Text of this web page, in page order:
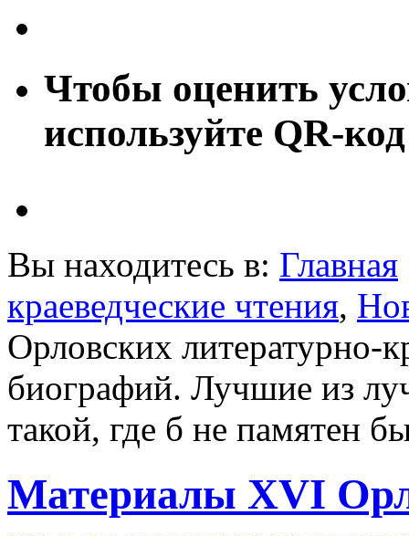
Чтобы оценить
используйте QR-код
Вы находитесь в: Главная
краеведческие чтения,
Орловских литературно-
биографий. Лучшие из
такой, где б не памятен
Материалы XVI